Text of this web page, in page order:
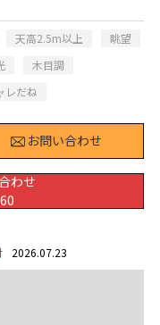
天高2.5m以上
眺望
木目調
レだね
お問い合わせ
わせ
2026.07.23